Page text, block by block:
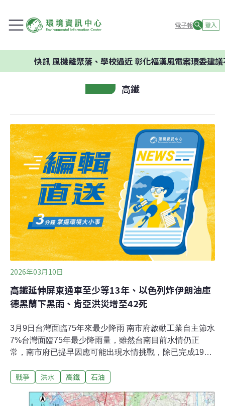
電子報 登入
風機離聚落、學校過近 彰化福漢風電案環委建議不應開發
高鐵
2026年03月10日
高鐵延伸屏東通車至少等13年、以色列炸伊朗油庫
德黑蘭下黑雨、肯亞洪災增至42死
3月9日台灣面臨75年來最少降雨 南市府啟動工業自主節水
7%台灣面臨75年最少降雨量，雖然台南目前水情仍正
常，南市府已提早因應可能出現水情挑戰，除已完成19口
戰爭 洪水 高鐵 石油